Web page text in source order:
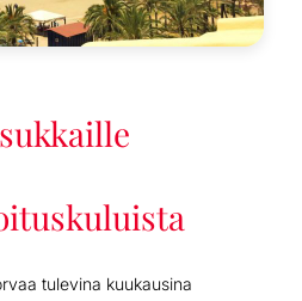
tulevina kuukausina